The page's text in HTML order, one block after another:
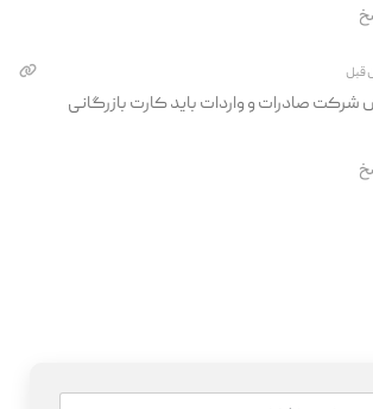
شرکت صادرات و واردات باید کارت بازرگانی